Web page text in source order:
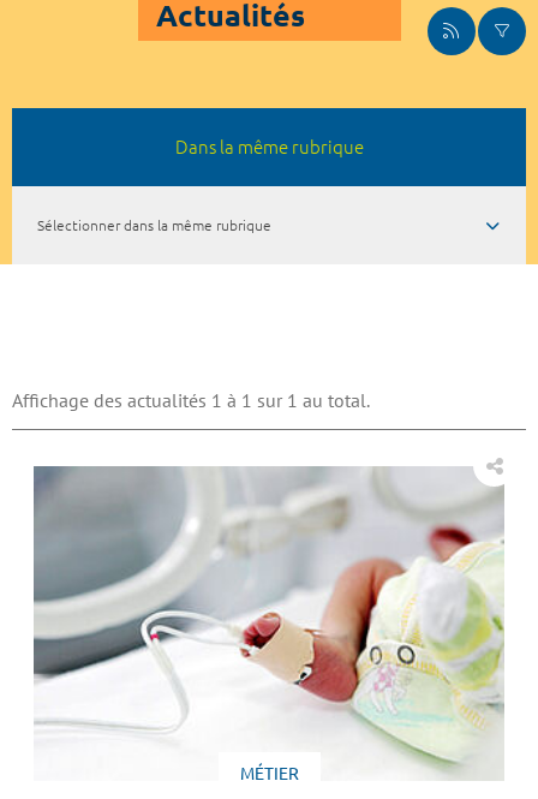
Actualités
Dans la même rubrique
Sélectionner dans la même rubrique
Affichage des actualités 1 à 1 sur 1 au total.
MÉTIER